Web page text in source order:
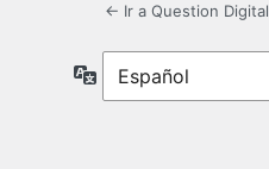
← Ir a Question Digital
Idioma